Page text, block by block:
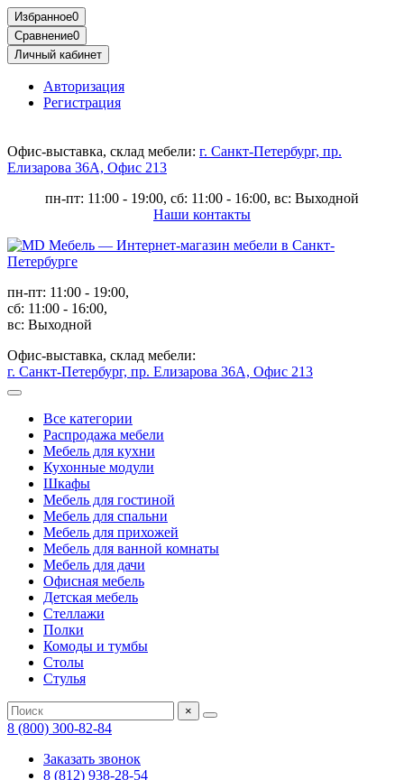
Избранное0
Сравнение0
Личный кабинет
Авторизация
Регистрация
Офис-выставка, склад мебели: г. Санкт-Петербург, пр.
Елизарова 36А, Офис 213
пн-пт: 11:00 - 19:00, сб: 11:00 - 16:00, вс: Выходной
Наши контакты
пн-пт: 11:00 - 19:00,
сб: 11:00 - 16:00,
вс: Выходной
Офис-выставка, склад мебели:
г. Санкт-Петербург, пр. Елизарова 36А, Офис 213
Все категории
Распродажа мебели
Мебель для кухни
Кухонные модули
Шкафы
Мебель для гостиной
Мебель для спальни
Мебель для прихожей
Мебель для ванной комнаты
Мебель для дачи
Офисная мебель
Детская мебель
Стеллажи
Полки
Комоды и тумбы
Столы
Стулья
×
8 (800) 300-82-84
Заказать звонок
8 (812) 938-28-54